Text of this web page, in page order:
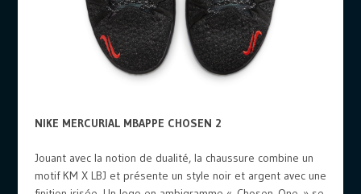
NIKE MERCURIAL MBAPPE CHOSEN 2
Jouant avec la notion de dualité, la chaussure combine un
motif KM X LBJ et présente un style noir et argent avec une